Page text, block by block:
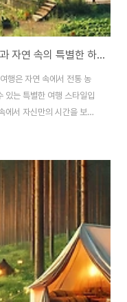
혼자 떠나는 국내 농촌 체험 여행: 힐링과 자연 속의 특별한 하루
행은 자연 속에서 전통 농
있는 특별한 여행 스타일입
에서 자신만의 시간을 보내
에 안성맞춤입니다. 오늘
가평 연인산마을가평 연인
촌 체험 마을로, 맑은 공기
절에 따라 벼 수확 체험, 고
할 수 있습니다. 특히 혼